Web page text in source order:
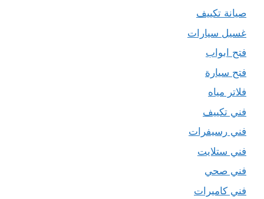
صيانة تكييف
غسيل سيارات
فتح ابواب
فتح سيارة
فلاتر مياه
فني تكييف
فني رسيفرات
فني ستلايت
فني صحي
فني كاميرات